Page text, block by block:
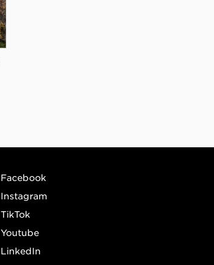
Facebook
Instagram
TikTok
Youtube
LinkedIn